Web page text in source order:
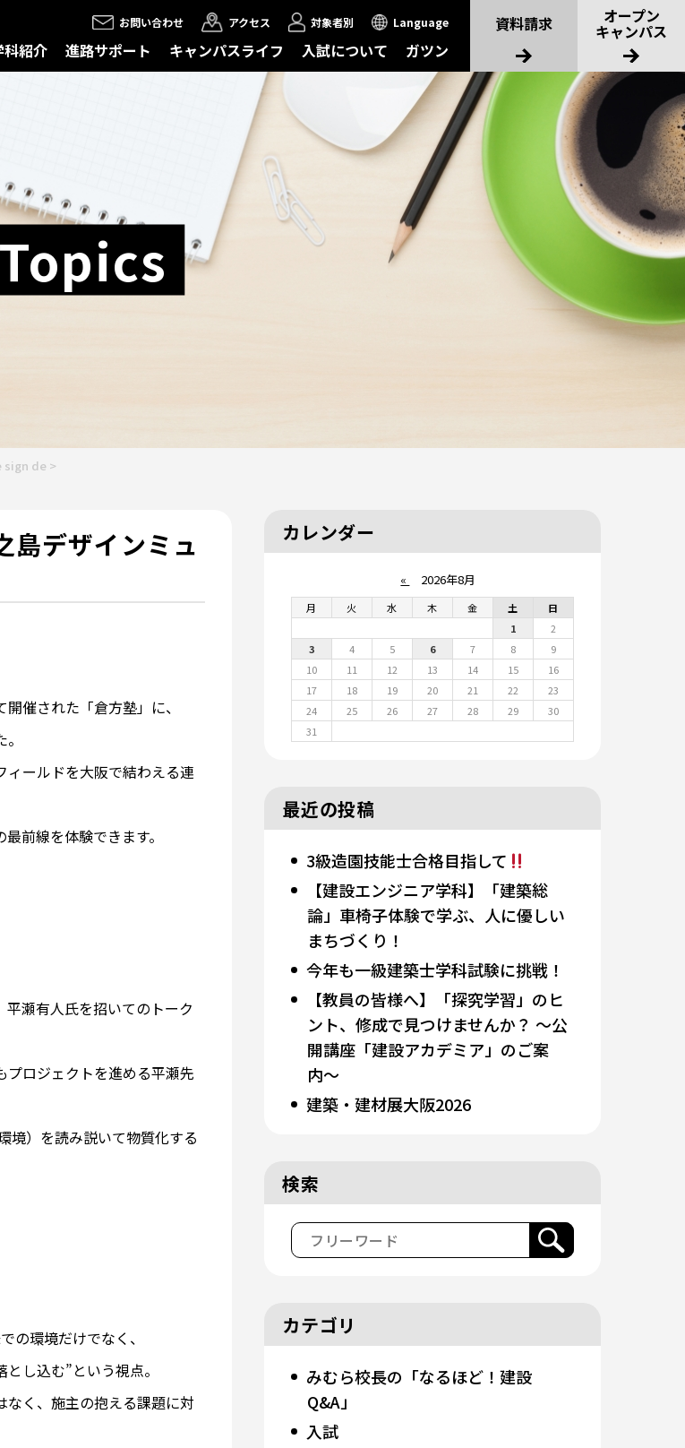
お問い合わせ アクセス 対象者別 Language
科紹介 進路サポート キャンパスライフ 入試について ガツン
資料請求 オープン
キャンパス
Topics
sign de >
島デザインミュ
催された「倉方塾」に、
ィールドを大阪で結わえる連
前線を体験できます。
瀬有人氏を招いてのトーク
ロジェクトを進める平瀬先
境）を読み説いて物質化する
の環境だけでなく、
し込む”という視点。
なく、施主の抱える課題に対
カレンダー
« 2026年8月
月 火 水 木 金 土
日
1
2
3
4 5 6 7 8
9
10
11 12 13 14 15
16
17
18 19 20 21 22
23
24
25 26 27 28 29
30
31
最近の投稿
3級造園技能士合格目指して
【建設エンジニア学科】「建築総
論」車椅子体験で学ぶ、人に優しい
まちづくり！
今年も一級建築士学科試験に挑戦！
【教員の皆様へ】「探究学習」のヒ
ント、修成で見つけませんか？ 〜公
開講座「建設アカデミア」のご案
内〜
建築・建材展大阪2026
検索
カテゴリ
みむら校長の「なるほど！建設
Q&A」
入試